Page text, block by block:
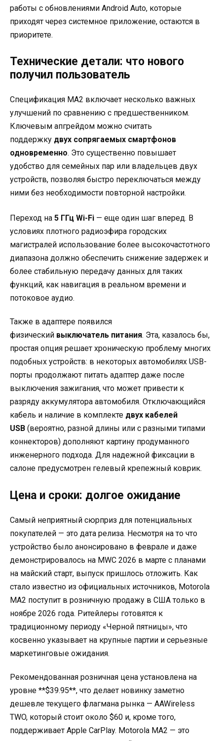
работы с обновлениями Android Auto, которые
приходят через системное приложение, остаются в
приоритете.
Технические детали: что нового
получил пользователь
Спецификация MA2 включает несколько важных
улучшений по сравнению с предшественником.
Ключевым апгрейдом можно считать
поддержку двух сопрягаемых смартфонов
одновременно. Это существенно повышает
удобство для семейных пар или владельцев двух
устройств, позволяя быстро переключаться между
ними без необходимости повторной настройки.
Переход на 5 ГГц Wi-Fi — еще один шаг вперед. В
условиях плотного радиоэфира городских
магистралей использование более высокочастотного
диапазона должно обеспечить снижение задержек и
более стабильную передачу данных для таких
функций, как навигация в реальном времени и
потоковое аудио.
Также в адаптере появился
физический выключатель питания. Эта, казалось бы,
простая опция решает хроническую проблему многих
подобных устройств: в некоторых автомобилях USB-
порты продолжают питать адаптер даже после
выключения зажигания, что может привести к
разряду аккумулятора автомобиля. Отключающийся
кабель и наличие в комплекте двух кабелей
USB (вероятно, разной длины или с разными типами
коннекторов) дополняют картину продуманного
инженерного подхода. Для надежной фиксации в
салоне предусмотрен гелевый крепежный коврик.
Цена и сроки: долгое ожидание
Самый неприятный сюрприз для потенциальных
покупателей — это дата релиза. Несмотря на то что
устройство было анонсировано в феврале и даже
демонстрировалось на MWC 2026 в марте с планами
на майский старт, выпуск пришлось отложить. Как
стало известно из официальных источников, Motorola
MA2 поступит в розничную продажу в США только в
ноябре 2026 года. Ритейлеры готовятся к
традиционному периоду «Черной пятницы», что
косвенно указывает на крупные партии и серьезные
маркетинговые ожидания.
Рекомендованная розничная цена установлена на
уровне **$39.95**, что делает новинку заметно
дешевле текущего флагмана рынка — AAWireless
TWO, который стоит около $60 и, кроме того,
поддерживает Apple CarPlay. Motorola MA2 — это